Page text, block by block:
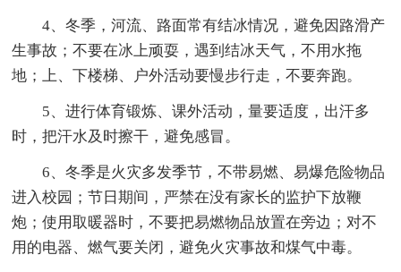
4、冬季，河流、路面常有结冰情况，避免因路滑产
生事故；不要在冰上顽耍，遇到结冰天气，不用水拖
地；上、下楼梯、户外活动要慢步行走，不要奔跑。
5、进行体育锻炼、课外活动，量要适度，出汗多
时，把汗水及时擦干，避免感冒。
6、冬季是火灾多发季节，不带易燃、易爆危险物品
进入校园；节日期间，严禁在没有家长的监护下放鞭
炮；使用取暖器时，不要把易燃物品放置在旁边；对不
用的电器、燃气要关闭，避免火灾事故和煤气中毒。